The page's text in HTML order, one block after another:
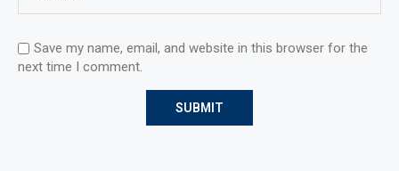
Save my name, email, and website in this browser for the
next time I comment.